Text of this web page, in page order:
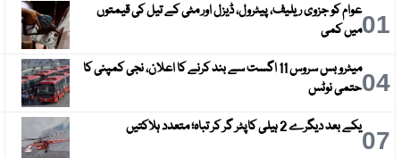
01عوام کو جزوی ریلیف، پیٹرول، ڈیزل اور مٹی کے تیل کی قیمتوں
میں کمی
04
میٹرو بس سروس 11 اگست سے بند کرنے کا اعلان، نجی کمپنی کا
حتمی نوٹس
07یکے بعد دیگرے 2 ہیلی کاپٹر گر کر تباہ؛ متعدد ہلاکتیں